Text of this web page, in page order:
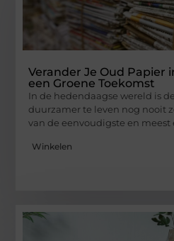
Verander Je Oud Papier
een Groene Toekomst
In de hedendaagse wereld is
duurzamer te leven nog nooit
van de eenvoudigste en
Winkelen